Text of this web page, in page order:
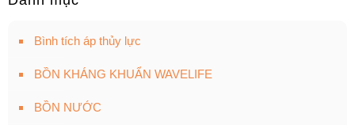
Bình tích áp thủy lực
BỒN KHÁNG KHUẨN WAVELIFE
BỒN NƯỚC